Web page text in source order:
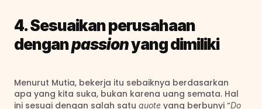
4. Sesuaikan perusahaan
dengan passion yang dimiliki
Menurut Mutia, bekerja itu sebaiknya berdasarkan
apa yang kita suka, bukan karena uang semata. Hal
ini sesuai dengan salah satu quote yang berbunyi “Do